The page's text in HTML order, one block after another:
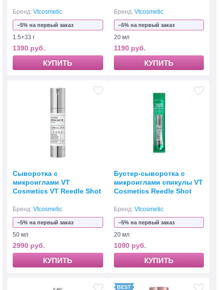
Reedle Shot100 1.5+33 г
Бренд: Vtcosmetic
−5% на первый заказ
1.5+33 г
1390 руб.
КУПИТЬ
Бренд: Vtcosmetic
−5% на первый заказ
20 мл
1190 руб.
КУПИТЬ
Сыворотка с
микроиглами VT
Cosmetics VT Reedle Shot
Бренд: Vtcosmetic
−5% на первый заказ
50 мл
2990 руб.
КУПИТЬ
Бустер-сыворотка с
микроиглами спикулы VT
Cosmetics Reedle Shot
Бренд: Vtcosmetic
−5% на первый заказ
20 мл
1090 руб.
КУПИТЬ